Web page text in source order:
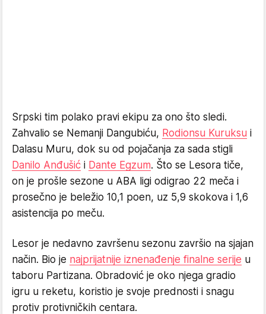
Srpski tim polako pravi ekipu za ono što sledi.
Zahvalio se Nemanji Dangubiću, Rodionsu Kuruksu i
Dalasu Muru, dok su od pojačanja za sada stigli
Danilo Anđušić i Dante Egzum. Što se Lesora tiče,
on je prošle sezone u ABA ligi odigrao 22 meča i
prosečno je beležio 10,1 poen, uz 5,9 skokova i 1,6
asistencija po meču.
Lesor je nedavno završenu sezonu završio na sjajan
način. Bio je najprijatnije iznenađenje finalne serije u
taboru Partizana. Obradović je oko njega gradio
igru u reketu, koristio je svoje prednosti i snagu
protiv protivničkih centara.